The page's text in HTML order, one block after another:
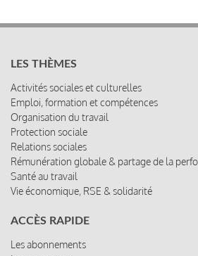
Emploi, formation et compétences
Organisation du travail
Protection sociale
Relations sociales
Rémunération globale & partage de la
Santé au travail
Vie économique, RSE & solidarité
Les rencontres